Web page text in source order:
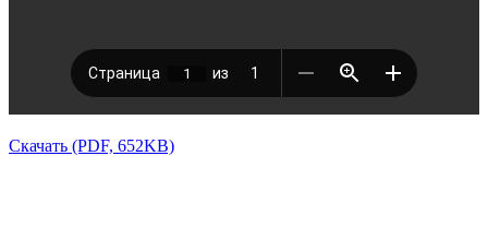
Скачать (PDF, 652KB)